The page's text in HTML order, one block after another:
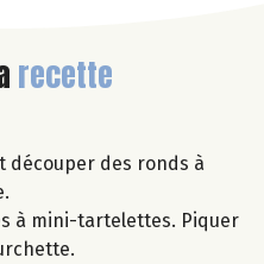
recette
découper des ronds à
à mini-tartelettes. Piquer